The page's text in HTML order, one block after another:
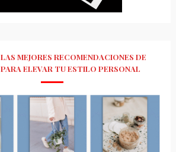
MEJORES RECOMENDACIONES DE
ELEVAR TU ESTILO PERSONAL